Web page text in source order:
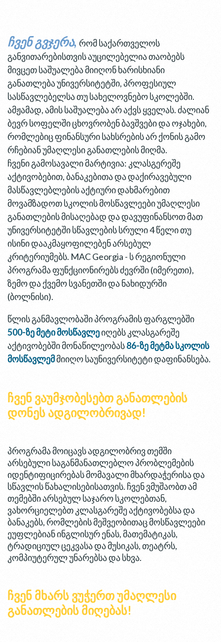
ჩვენ გვჯერა, რომ საქართველოს
განვითარებისთვის აუცილებელია თაობებს
მივცეთ საშუალება მიიღონ ხარისხიანი
განათლება უნივერსიტეტში, პროფესიულ
სასწავლებელსა თუ სახელოვნებო სკოლებში.
ამჟამად, ამის საშუალება არ აქვს ყველას. ძალიან
ბევრ სოფელში ცხოვრობენ ბავშვები და ოჯახები,
რომლებიც ფინანსური სახსრების არ ქონის გამო
რჩებიან უმაღლესი განათლების მიღმა.
ჩვენი გამოსავალი მარტივია: კლასგერეშე
აქტივობებით, ბანაკებითა და დაქირავებული
მასწავლებლების აქტიური დახმარებით
მოვამზადოთ სკოლის მოსწავლეები უმაღლესი
განათლების მისაღებად და დავუფინანსოთ მათ
უნივერსიტეტში სწავლების სრული 4 წელი თუ
ისინი დააკმაყოფილებენ არსებულ
კრიტერიუმებს. MAC Georgia - ს რეგიონული
პროგრამა ფუნქციონირებს ძევრში (იმერეთი),
ზემო და ქვემო სვანეთში და ნახიდურში
(ბოლნისი).
წლის განმავლობაში პროგრამის ფარგლებში
500-ზე მეტი მოსწავლეიღებს კლასგარეშე
აქტივობებში მონაწილეობას86-ზე მეტმა სკოლის
მოსწავლემმიიღო საუნივერსიტეტი დაფინანსება.
ჩვენ ვაუმჯობესებთ განათლების
დონეს ადგილობრივად!
პროგრამა მოიცავს ადგილობრივ თემში
არსებული საგანმანათლებლო პრობლემების
იდენტიფიცირებას მომავალი მხარდაჭერისა და
სწავლის წახალისებისათვის. ჩვენ ვმუშაობთ ამ
თემებში არსებულ საჯარო სკოლებთან,
ვახორციელებთ კლასგარეშე აქტივობებსა და
ბანაკებს, რომლების მეშვეობითაც მოსწავლეები
ეუფლებიან ინგლისურ ენას, მათემატიკას,
ტრადიციულ ცეკვასა და მუსიკას, თეატრს,
კომპიუტერულ უნარებსა და სხვა.
ჩვენ მხარს ვუჭერთ უმაღლესი
განათლების მიღებას!